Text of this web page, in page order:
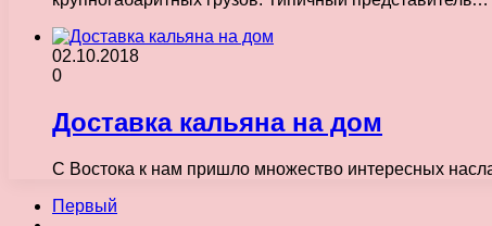
02.10.2018
0
Доставка кальяна на дом
С Востока к нам пришло множество интересных
Первый